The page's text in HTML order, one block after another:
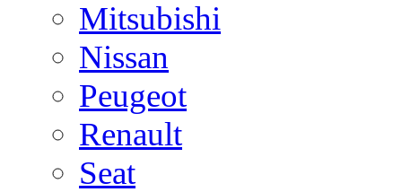
Mitsubishi
Nissan
Peugeot
Renault
Seat